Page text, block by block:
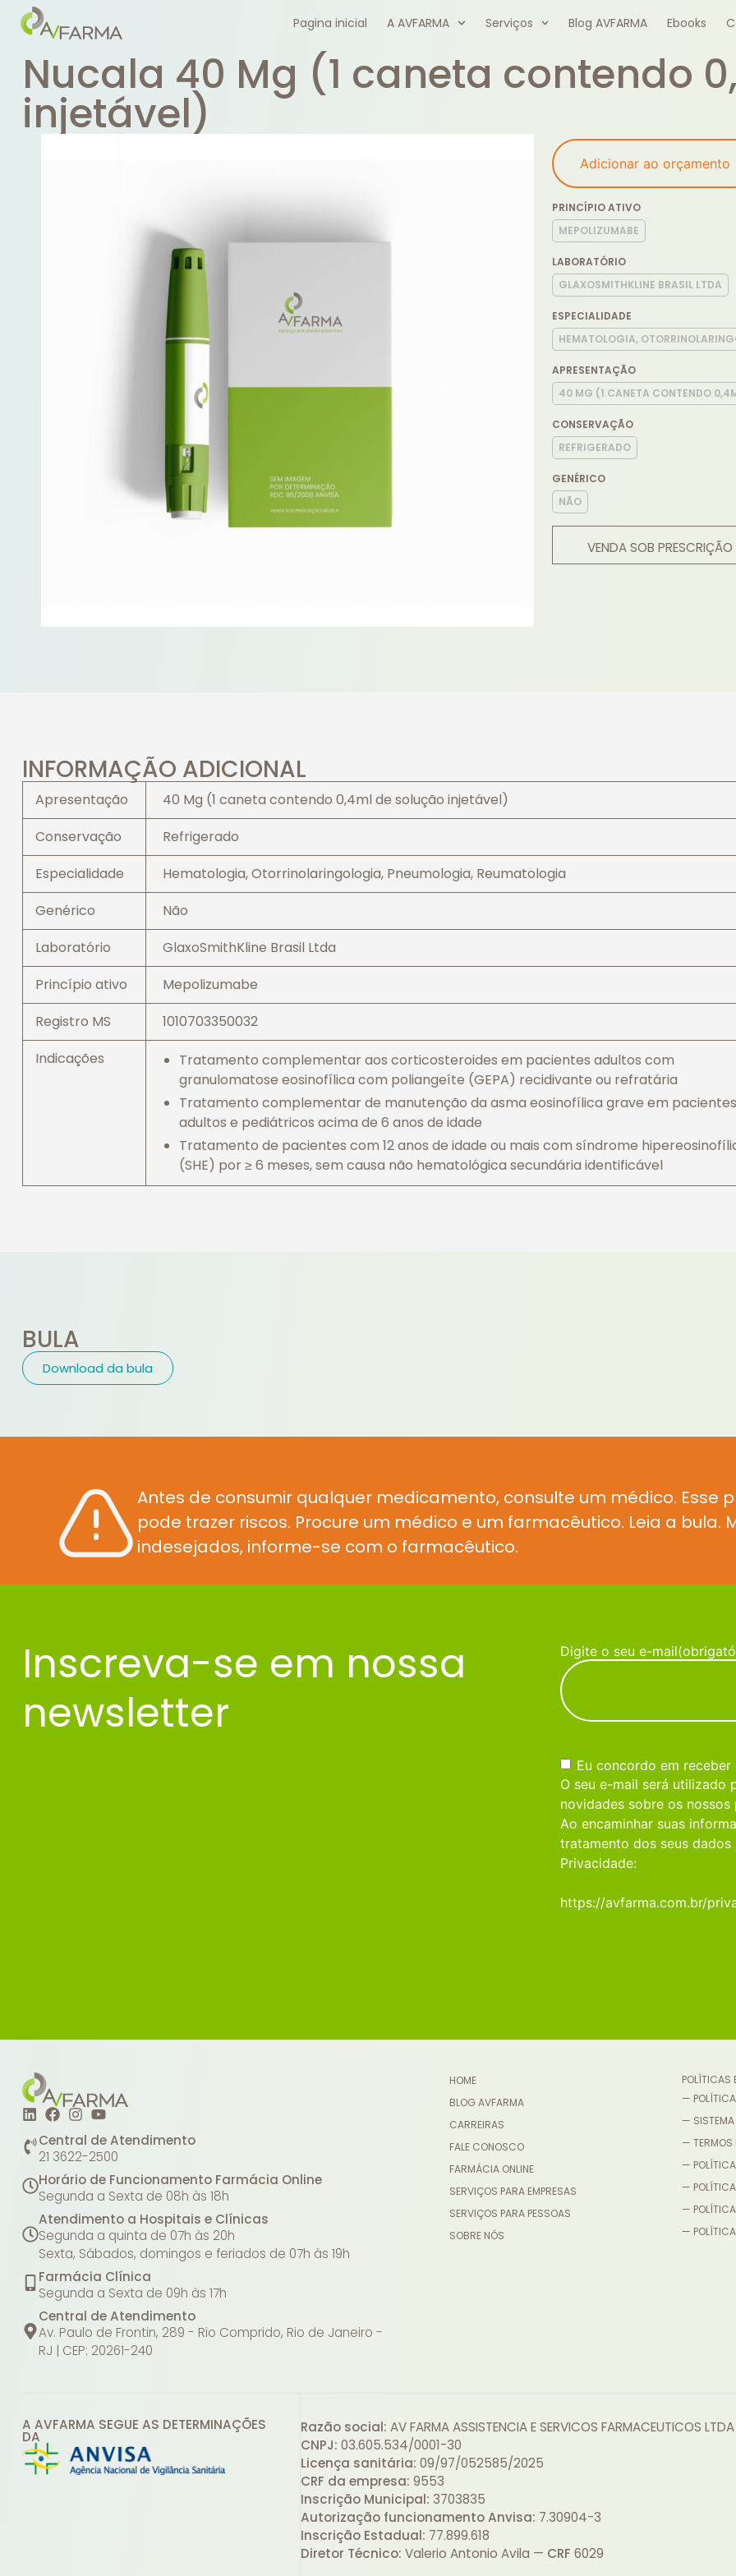
Pagina inicial A AVFARMA Serviços Blog AVFARMA Ebooks
Nucala 40 Mg (1 caneta contendo
injetável)
Adicionar ao orçamento
PRINCÍPIO ATIVO
MEPOLIZUMABE
LABORATÓRIO
GLAXOSMITHKLINE BRASIL LTDA
ESPECIALIDADE
HEMATOLOGIA,
APRESENTAÇÃO
40 MG (1 CANETA CONTENDO
CONSERVAÇÃO
REFRIGERADO
GENÉRICO
NÃO
VENDA SOB
INFORMAÇÃO ADICIONAL
Apresentação
40 Mg (1 caneta contendo 0,4ml de solução injetável)
Conservação
Refrigerado
Especialidade
Hematologia, Otorrinolaringologia, Pneumologia, Reumatologia
Genérico
Não
Laboratório
GlaxoSmithKline Brasil Ltda
Princípio ativo
Mepolizumabe
Registro MS
1010703350032
Indicações
Tratamento complementar aos corticosteroides em pacientes adultos com
granulomatose eosinofílica com poliangeíte (GEPA) recidivante ou refratária
Tratamento complementar de manutenção da asma eosinofílica grave em pacientes
adultos e pediátricos acima de 6 anos de idade
Tratamento de pacientes com 12 anos de idade ou mais com síndrome
(SHE) por ≥ 6 meses, sem causa não hematológica secundária identificável
BULA
Download da bula
Antes de consumir qualquer medicamento, consulte um médico. Esse
pode trazer riscos. Procure um médico e um farmacêutico. Leia a
indesejados, informe-se com o farmacêutico.
Inscreva-se em nossa
newsletter
Digite o seu e-mail
Consentimento(obrigatório)
Eu concordo em receber
O seu e-mail será utilizado
novidades sobre os nossos
Ao encaminhar suas
tratamento dos seus dados
Privacidade:
https://avfarma.com.br/
Central de Atendimento
21 3622-2500
Horário de Funcionamento Farmácia Online
Segunda a Sexta de 08h às 18h
Atendimento a Hospitais e Clínicas
Segunda a quinta de 07h às 20h
Sexta, Sábados, domingos e feriados de 07h às 19h
Farmácia Clínica
Segunda a Sexta de 09h às 17h
Central de Atendimento
Av. Paulo de Frontin, 289 - Rio Comprido, Rio de Janeiro -
RJ | CEP: 20261-240
HOME
BLOG AVFARMA
CARREIRAS
FALE CONOSCO
FARMÁCIA ONLINE
SERVIÇOS PARA EMPRESAS
SERVIÇOS PARA PESSOAS
SOBRE NÓS
POLÍTICAS
— POLÍTICA
— SISTEMA
— TERMOS
—
—
—
—
A AVFARMA SEGUE AS DETERMINAÇÕES
DA
Razão social: AV FARMA ASSISTENCIA E SERVICOS FARMACEUTICOS LTDA
CNPJ: 03.605.534/0001-30
Licença sanitária: 09/97/052585/2025
CRF da empresa: 9553
Inscrição Municipal: 3703835
Autorização funcionamento Anvisa: 7.30904-3
Inscrição Estadual: 77.899.618
Diretor Técnico: Valerio Antonio Avila — CRF 6029